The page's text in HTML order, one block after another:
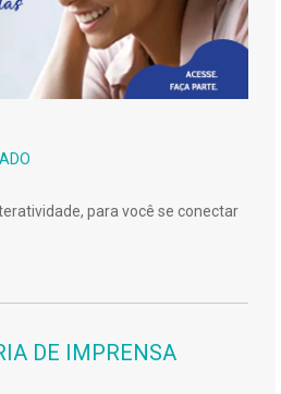
para você se conectar
DE IMPRENSA